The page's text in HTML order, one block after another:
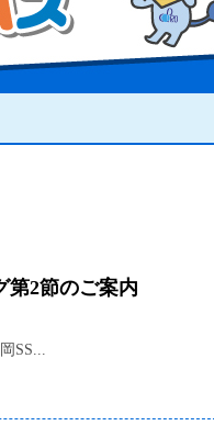
第2節のご案内
SS...